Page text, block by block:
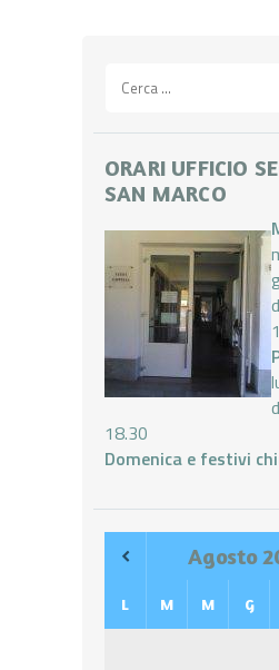
per:
ORARI UFFICIO
SAN MARCO
18.30
Domenica e festivi
Agosto
L M M G